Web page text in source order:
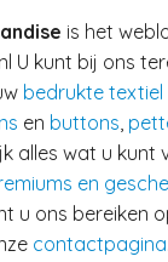
is het
U kunt bij ons
bedrukte textiel
en buttons
alles wat u kunt
en
u ons bereiken
contactpagina